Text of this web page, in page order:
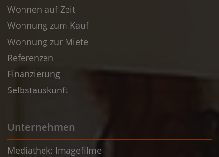
Wohnen auf Zeit
Wohnung zum Kauf
Wohnung zur Miete
Referenzen
Finanzierung
Selbstauskunft
Unternehmen
Mediathek: Imagefilme